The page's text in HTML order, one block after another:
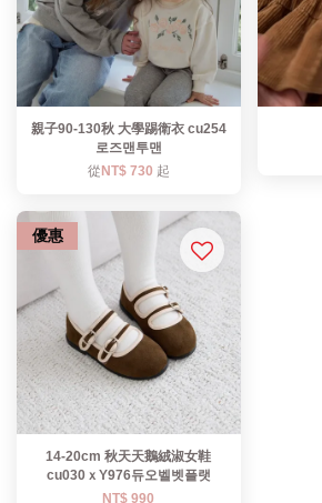
親子90-130秋 大學踢衛衣 cu254
로즈맨투맨
從NT$ 730 起
優惠
14-20cm 秋天天鵝絨淑女鞋
cu030ｘY976듀오벨벳플랫
NT$ 990